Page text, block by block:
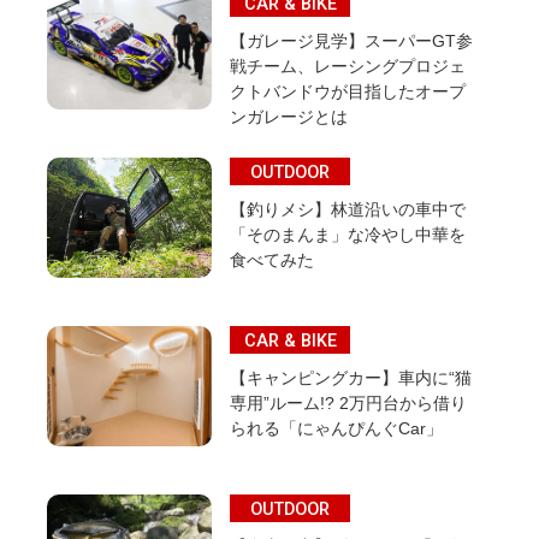
【ガレージ見学】スーパーGT参
戦チーム、レーシングプロジェ
クトバンドウが目指したオープ
ンガレージとは
OUTDOOR
【釣りメシ】林道沿いの車中で
「そのまんま」な冷やし中華を
食べてみた
CAR & BIKE
【キャンピングカー】車内に“猫
専用”ルーム!? 2万円台から借り
られる「にゃんぴんぐCar」
OUTDOOR